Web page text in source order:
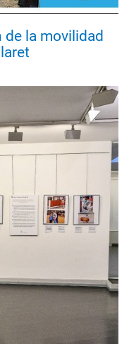
de la movilidad